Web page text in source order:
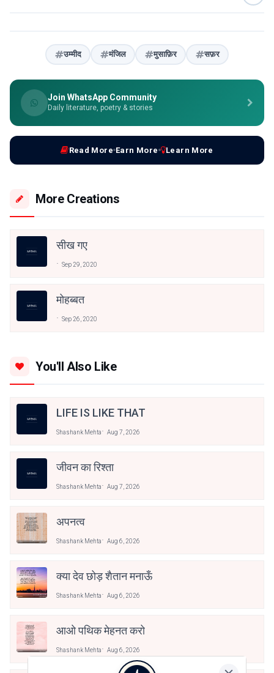
उम्मीद मंजिल मुसाफ़िर सफ़र
Join WhatsApp Community
Daily literature, poetry & stories
Read More Earn More Learn More
More Creations
सीख गए
Sep 29, 2020
मोहब्बत
Sep 26, 2020
You'll Also Like
LIFE IS LIKE THAT
Shashank Mehta Aug 7, 2026
जीवन का रिश्ता
Shashank Mehta Aug 7, 2026
अपनत्व
Shashank Mehta Aug 6, 2026
क्या देव छोड़ शैतान मनाऊँ
Shashank Mehta Aug 6, 2026
आओ पथिक मेहनत करो
Shashank Mehta Aug 6, 2026